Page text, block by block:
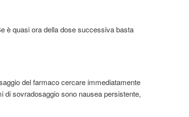
è quasi ora della dose successiva basta
del farmaco cercare immediatamente
sovradosaggio sono nausea persistente,